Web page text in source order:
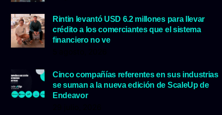
Rintin levantó USD 6.2 millones para llevar
crédito a los comerciantes que el sistema
financiero no ve
Cinco compañías referentes en sus industrias
se suman a la nueva edición de ScaleUp de
Endeavor